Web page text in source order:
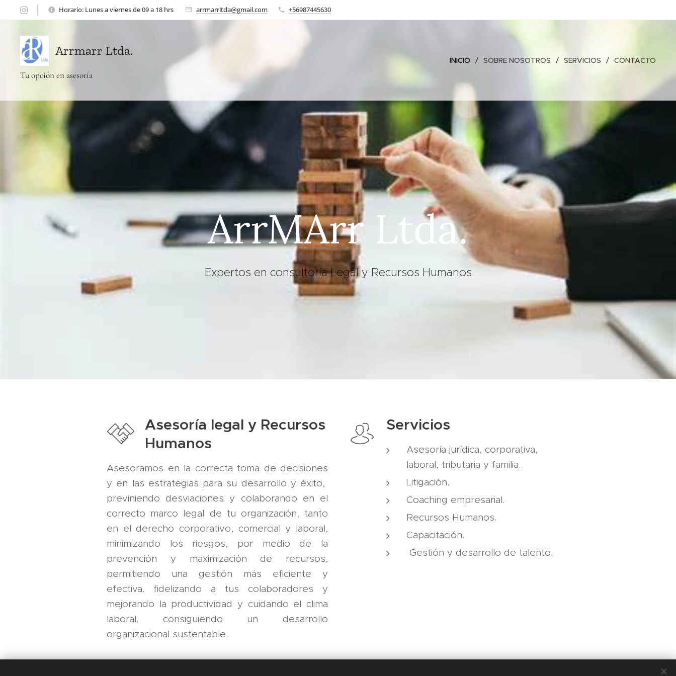
Horario: Lunes a viernes de 09 a 18 hrs arrmarrltda@gmail.com +56987445630
Arrmarr Ltda.
Tu opción en asesoría
INICIO SOBRE NOSOTROS SERVICIOS CONTACTO
ArrMArr Ltda.
Expertos en consultoría Legal y Recursos Humanos
Asesoría legal y Recursos
Humanos
Asesoramos en la correcta toma de decisiones
y en las estrategias para su desarrollo y éxito,
previniendo desviaciones y colaborando en el
correcto marco legal de tu organización, tanto
en el derecho corporativo, comercial y laboral,
minimizando los riesgos, por medio de la
prevención y maximización de recursos,
permitiendo una gestión más eficiente y
efectiva. fidelizando a tus colaboradores y
mejorando la productividad y cuidando el clima
laboral. consiguiendo un desarrollo
organizacional sustentable.
Servicios
Asesoría jurídica, corporativa,
laboral, tributaria y familia.
Litigación.
Coaching empresarial.
Recursos Humanos.
Capacitación.
Gestión y desarrollo de talento.